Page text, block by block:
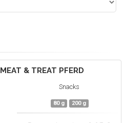
MEAT & TREAT PFERD
Snacks
80 g 200 g